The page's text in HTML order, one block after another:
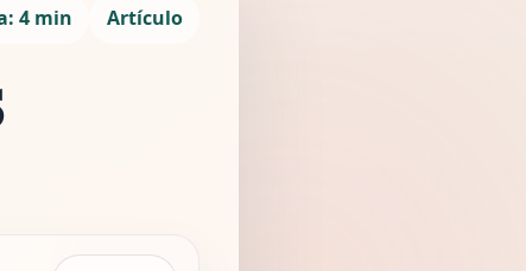
4 min Artículo